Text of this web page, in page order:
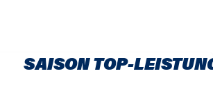
SAISON TOP-